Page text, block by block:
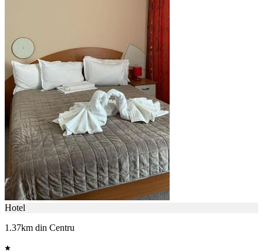
Hotel
1.37km din Centru